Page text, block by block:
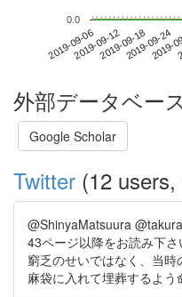
2019-09-062019-09-122019-09-182019-09-24
2019-
0.0
外部データベー
Google Scholar
Twitter (12
@ShinyaMatsuura
43ページ以降をお読み下
窮乏のせいではなく、当
麻袋に入れて埋葬するよう